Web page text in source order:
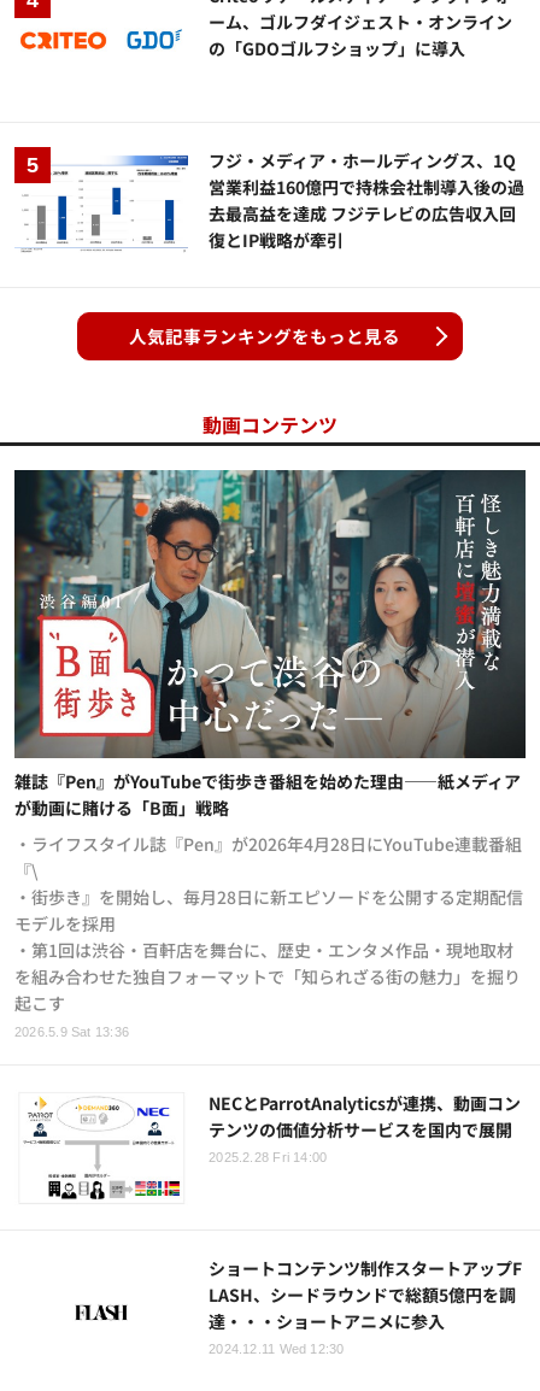
ーム、ゴルフダイジェスト・オンライン
の「GDOゴルフショップ」に導入
フジ・メディア・ホールディングス、1Q
営業利益160億円で持株会社制導入後の過
去最高益を達成 フジテレビの広告収入回
復とIP戦略が牽引
人気記事ランキングをもっと見る
動画コンテンツ
2026.5.9 Sat 13:36
雑誌『Pen』がYouTubeで街歩き番組を始めた理由——紙メディア
が動画に賭ける「B面」戦略
・ライフスタイル誌『Pen』が2026年4月28日にYouTube連載番組
『\
・街歩き』を開始し、毎月28日に新エピソードを公開する定期配信
モデルを採用
・第1回は渋谷・百軒店を舞台に、歴史・エンタメ作品・現地取材
を組み合わせた独自フォーマットで「知られざる街の魅力」を掘り
起こす
NECとParrotAnalyticsが連携、動画コン
テンツの価値分析サービスを国内で展開
2025.2.28 Fri 14:00
ショートコンテンツ制作スタートアップF
LASH、シードラウンドで総額5億円を調
達・・・ショートアニメに参入
2024.12.11 Wed 12:30